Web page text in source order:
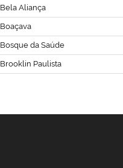
Bela Aliança
Boaçava
Bosque da Saúde
Brooklin Paulista